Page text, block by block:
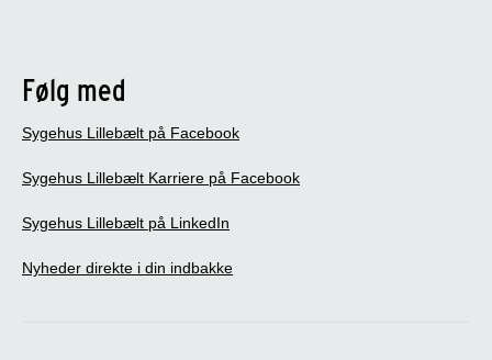
Følg med
Sygehus Lillebælt på Facebook
Sygehus Lillebælt Karriere på Facebook
Sygehus Lillebælt på LinkedIn
Nyheder direkte i din indbakke